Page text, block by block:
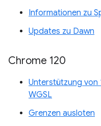
Informationen zu
Updates zu Dawn
Chrome 120
Unterstützung von
WGSL
Grenzen ausloten